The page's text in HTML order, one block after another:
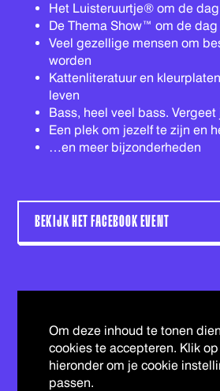
Het Luisteruurtje® om de
De Thema Show™ om de
Veel gezellige mensen om
worden
Kattenliteratuur en
leven
Bass, heel veel bass.
Een plek om jezelf te zijn en
…en meer bijzonderheden
BEKIJK HET FACEBOOK EVENT
Om deze inhoud te tonen
cookies te accepteren. Klik
hieronder om je cookie
passen.